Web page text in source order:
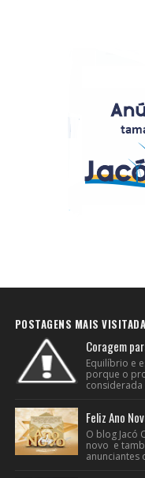
POSTAGENS MAIS
Coragem
Equilíbrio e
porque o
considerada
Feliz Ano
O blog Jacó
novo e
anunciantes